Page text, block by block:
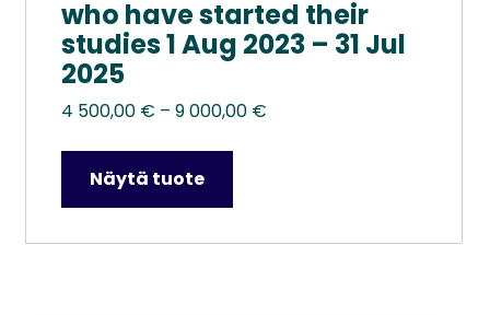
who have started their
studies 1 Aug 2023 – 31 Jul
2025
4 500,00 € – 9 000,00 €Hintaluokka:
000,00 €
Näytä tuote